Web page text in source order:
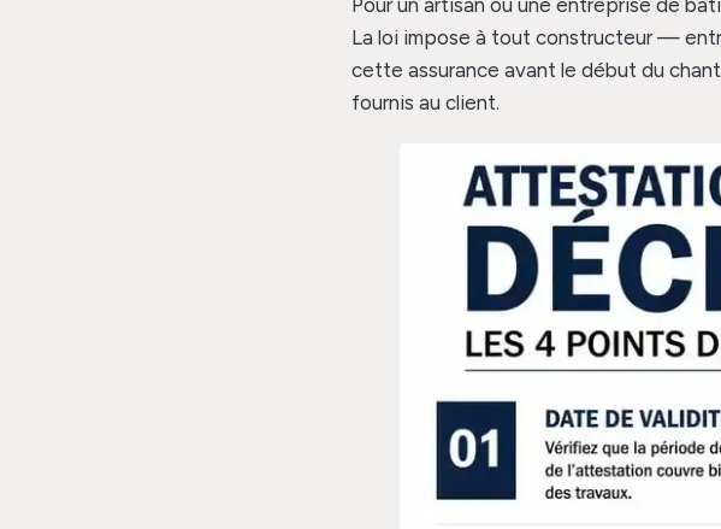
La loi impose à tout constructeur —
cette assurance avant le début du
fournis au client.